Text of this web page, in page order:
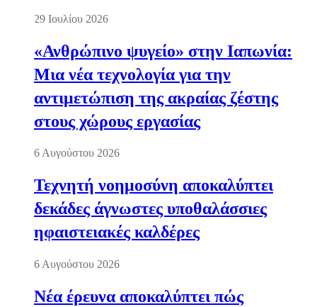
29 Ιουλίου 2026
«Ανθρώπινο ψυγείο» στην Ιαπωνία:
Μια νέα τεχνολογία για την
αντιμετώπιση της ακραίας ζέστης
στους χώρους εργασίας
6 Αυγούστου 2026
Τεχνητή νοημοσύνη αποκαλύπτει
δεκάδες άγνωστες υποθαλάσσιες
ηφαιστειακές καλδέρες
6 Αυγούστου 2026
Νέα έρευνα αποκαλύπτει πώς